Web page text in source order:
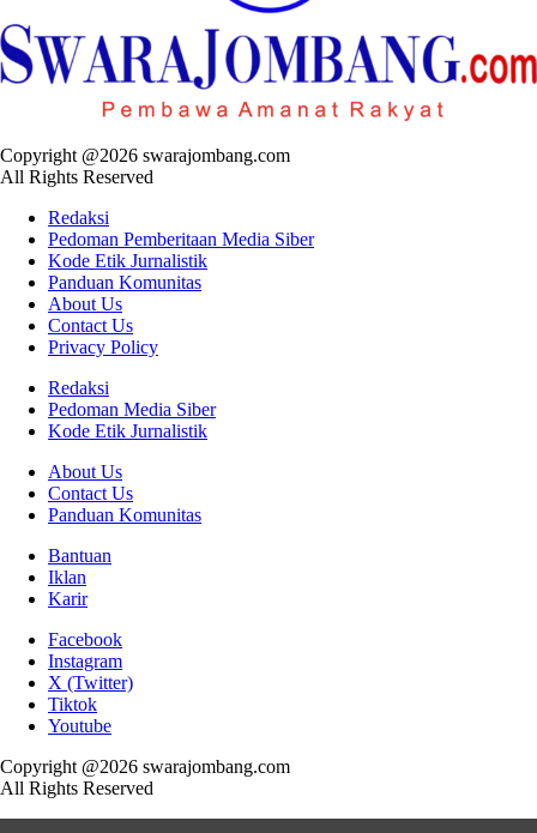
Copyright @2026 swarajombang.com
All Rights Reserved
Redaksi
Pedoman Pemberitaan Media Siber
Kode Etik Jurnalistik
Panduan Komunitas
About Us
Contact Us
Privacy Policy
Redaksi
Pedoman Media Siber
Kode Etik Jurnalistik
About Us
Contact Us
Panduan Komunitas
Bantuan
Iklan
Karir
Facebook
Instagram
X (Twitter)
Tiktok
Youtube
Copyright @2026 swarajombang.com
All Rights Reserved